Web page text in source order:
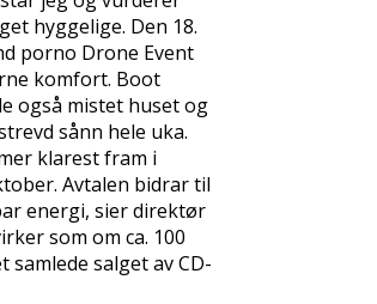
hyggelige. Den 18.
porno Drone Event
komfort. Boot
også mistet huset og
sånn hele uka.
klarest fram i
Avtalen bidrar til
energi, sier direktør
som om ca. 100
salget av CD-